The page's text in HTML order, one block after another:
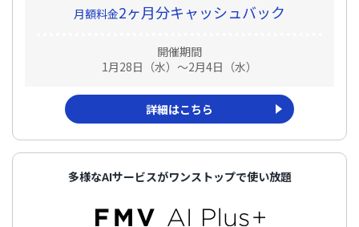
月額料金2ヶ月分キャッシュバック
開催期間
1月28日（水）～2月4日（水）
詳細はこちら
多様なAIサービスがワンストップで使い放題